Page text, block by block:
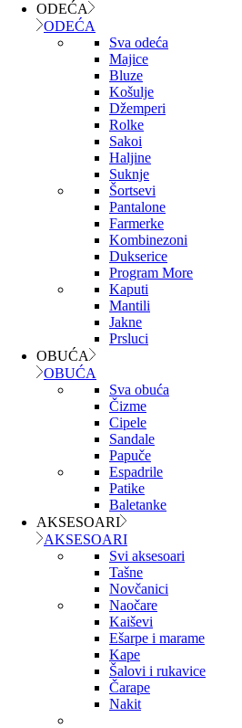
ODEĆA
ODEĆA
Sva odeća
Majice
Bluze
Košulje
Džemperi
Rolke
Sakoi
Haljine
Suknje
Šortsevi
Pantalone
Farmerke
Kombinezoni
Dukserice
Program More
Kaputi
Mantili
Jakne
Prsluci
OBUĆA
OBUĆA
Sva obuća
Čizme
Cipele
Sandale
Papuče
Espadrile
Patike
Baletanke
AKSESOARI
AKSESOARI
Svi aksesoari
Tašne
Novčanici
Naočare
Kaiševi
Ešarpe i marame
Kape
Šalovi i rukavice
Čarape
Nakit